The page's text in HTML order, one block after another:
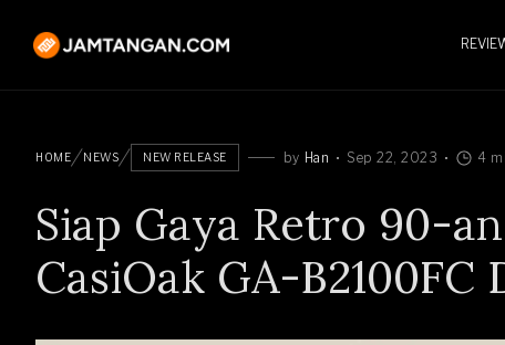
HOME NEWS NEW RELEASE by Han Sep 22, 2023 4
Siap Gaya Retro 90-
CasiOak GA-